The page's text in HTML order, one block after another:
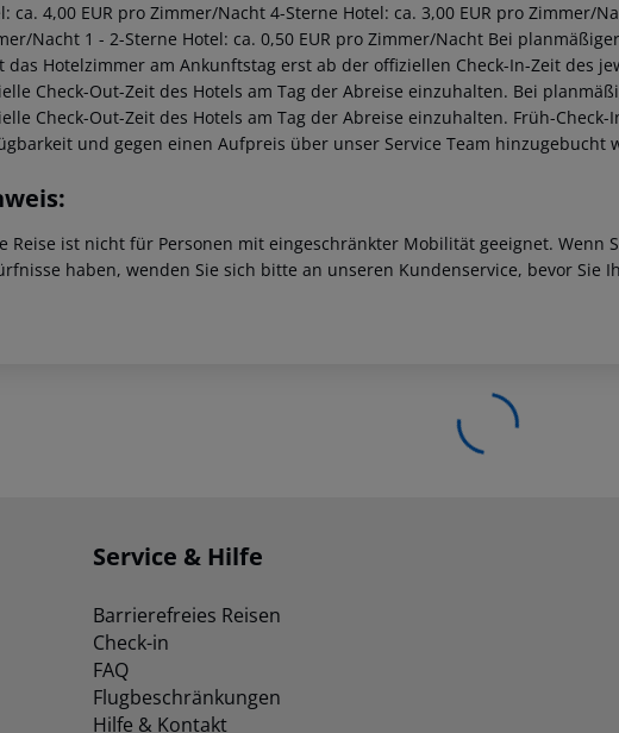
ca. 4,00 EUR pro Zimmer/Nacht 4-Sterne Hotel: ca. 3,00 EUR pro Zimmer/
Nacht 1 - 2-Sterne Hotel: ca. 0,50 EUR pro Zimmer/Nacht Bei
das Hotelzimmer am Ankunftstag erst ab der offiziellen Check-In-Zeit des
Check-Out-Zeit des Hotels am Tag der Abreise einzuhalten. Bei
Check-Out-Zeit des Hotels am Tag der Abreise einzuhalten. Früh-
und gegen einen Aufpreis über unser Service Team hinzugebucht
Reise ist nicht für Personen mit eingeschränkter Mobilität geeignet. Wenn
haben, wenden Sie sich bitte an unseren Kundenservice, bevor Sie
Service & Hilfe
Barrierefreies Reisen
Check-in
FAQ
Flugbeschränkungen
Hilfe & Kontakt